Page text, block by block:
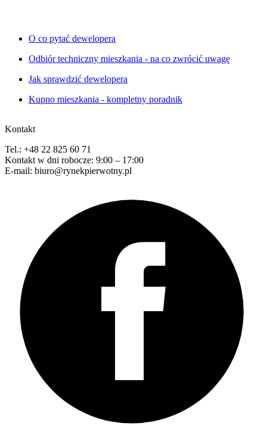
O co pytać dewelopera
Odbiór techniczny mieszkania - na co zwrócić uwagę
Jak sprawdzić dewelopera
Kupno mieszkania - kompletny poradnik
Kontakt
Tel.: +48 22 825 60 71
Kontakt w dni robocze: 9:00 – 17:00
E-mail: biuro@rynekpierwotny.pl